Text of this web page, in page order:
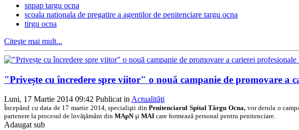
snpap targu ocna
scoala nationala de pregatire a agentilor de penitenciare targu ocna
tirgu ocna
Citeşte mai mult...
"Privește cu încredere spre viitor" o nouă campanie de promovare a
Luni, 17 Martie 2014 09:42 Publicat in Actualităţi
Începând cu data de 17 martie 2014, specialişti dinPenitenciarul Spital Târgu Ocna, vor derula o
partenere la procesul de învăţământ din MApNşi MAI care formează personal pentru penitenciare.
Adaugat sub